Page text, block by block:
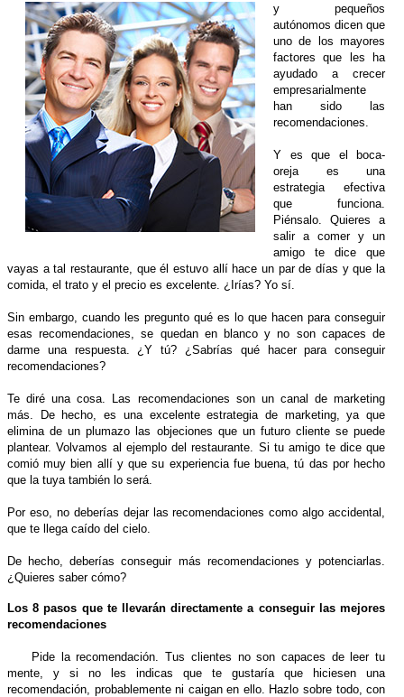
y pequeños
autónomos dicen que
uno de los mayores
factores que les ha
ayudado a crecer
empresarialmente
han sido las
recomendaciones.
Y es que el boca-
oreja es una
estrategia efectiva
que funciona.
Piénsalo. Quieres a
salir a comer y un
amigo te dice que
vayas a tal restaurante, que él estuvo allí hace un par de días y que la
comida, el trato y el precio es excelente. ¿Irías? Yo sí.
Sin embargo, cuando les pregunto qué es lo que hacen para conseguir
esas recomendaciones, se quedan en blanco y no son capaces de
darme una respuesta. ¿Y tú? ¿Sabrías qué hacer para conseguir
recomendaciones?
Te diré una cosa. Las recomendaciones son un canal de marketing
más. De hecho, es una excelente estrategia de marketing, ya que
elimina de un plumazo las objeciones que un futuro cliente se puede
plantear. Volvamos al ejemplo del restaurante. Si tu amigo te dice que
comió muy bien allí y que su experiencia fue buena, tú das por hecho
que la tuya también lo será.
Por eso, no deberías dejar las recomendaciones como algo accidental,
que te llega caído del cielo.
De hecho, deberías conseguir más recomendaciones y potenciarlas.
¿Quieres saber cómo?
Los 8 pasos que te llevarán directamente a conseguir las mejores
recomendaciones
Pide la recomendación. Tus clientes no son capaces de leer tu
mente, y si no les indicas que te gustaría que hiciesen una
recomendación, probablemente ni caigan en ello. Hazlo sobre todo, con